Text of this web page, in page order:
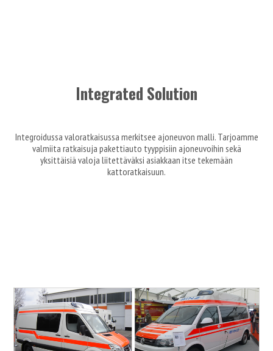
Integrated Solution
Integroidussa valoratkaisussa merkitsee ajoneuvon malli. Tarjoamme
valmiita ratkaisuja pakettiauto tyyppisiin ajoneuvoihin sekä
yksittäisiä valoja liitettäväksi asiakkaan itse tekemään
kattoratkaisuun.